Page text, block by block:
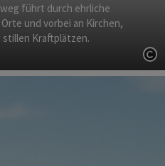
führt durch ehrliche
und vorbei an Kirchen,
Kraftplätzen.